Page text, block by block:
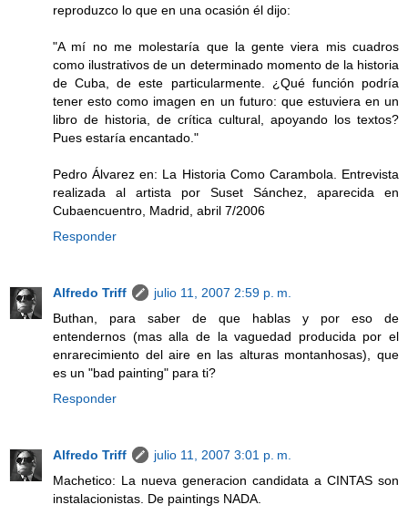
reproduzco lo que en una ocasión él dijo:
"A mí no me molestaría que la gente viera mis cuadros
como ilustrativos de un determinado momento de la historia
de Cuba, de este particularmente. ¿Qué función podría
tener esto como imagen en un futuro: que estuviera en un
libro de historia, de crítica cultural, apoyando los textos?
Pues estaría encantado."
Pedro Álvarez en: La Historia Como Carambola. Entrevista
realizada al artista por Suset Sánchez, aparecida en
Cubaencuentro, Madrid, abril 7/2006
Responder
Alfredo Triff
julio 11, 2007 2:59 p. m.
Buthan, para saber de que hablas y por eso de
entendernos (mas alla de la vaguedad producida por el
enrarecimiento del aire en las alturas montanhosas), que
es un "bad painting" para ti?
Responder
Alfredo Triff
julio 11, 2007 3:01 p. m.
Machetico: La nueva generacion candidata a CINTAS son
instalacionistas. De paintings NADA.